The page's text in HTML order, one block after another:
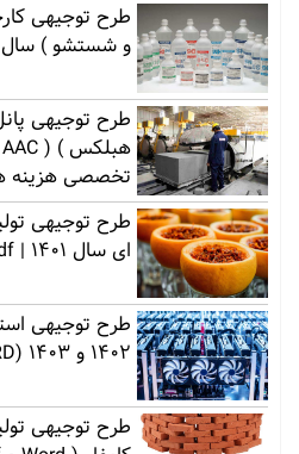
طرح توجیهی
و شستشو ) سال 1403
طرح توجیهی
تخصصی هزینه
طرح توجیهی
ای سال 1401 | Doc + pdf
طرح توجیهی
1402 و 1403 (PDF+WORD)